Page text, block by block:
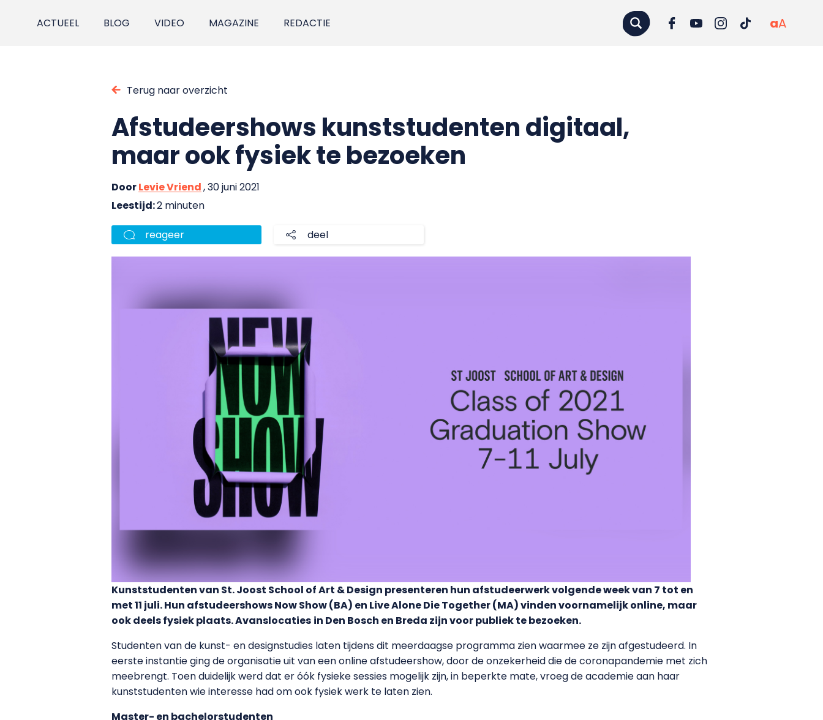
ACTUEEL BLOG VIDEO MAGAZINE REDACTIE aA
Terug naar overzicht
Afstudeershows kunststudenten digitaal,
maar ook fysiek te bezoeken
DoorLevie Vriend, 30 juni 2021
Leestijd:2 minuten
reageer deel
Kunststudenten van St. Joost School of Art & Design presenteren hun afstudeerwerk volgende week van 7 tot en
met 11 juli. Hun afstudeershows Now Show (BA) en Live Alone Die Together (MA) vinden voornamelijk online, maar
ook deels fysiek plaats. Avanslocaties in Den Bosch en Breda zijn voor publiek te bezoeken.
Studenten van de kunst- en designstudies laten tijdens dit meerdaagse programma zien waarmee ze zijn afgestudeerd. In
eerste instantie ging de organisatie uit van een online afstudeershow, door de onzekerheid die de coronapandemie met zich
meebrengt. Toen duidelijk werd dat er óók fysieke sessies mogelijk zijn, in beperkte mate, vroeg de academie aan haar
kunststudenten wie interesse had om ook fysiek werk te laten zien.
Master- en bachelorstudenten